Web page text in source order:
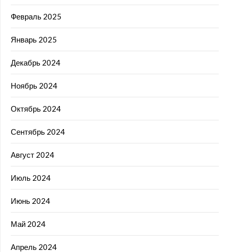
Февраль 2025
Январь 2025
Декабрь 2024
Ноябрь 2024
Октябрь 2024
Сентябрь 2024
Август 2024
Июль 2024
Июнь 2024
Май 2024
Апрель 2024